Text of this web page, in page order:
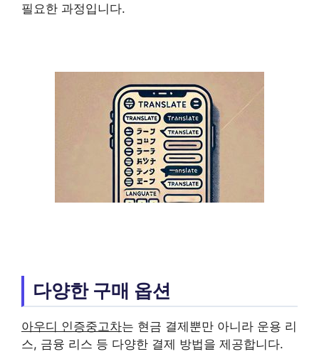
필요한 과정입니다.
다양한 구매 옵션
아우디 인증중고차는 현금 결제뿐만 아니라 운용 리
스, 금융 리스 등 다양한 결제 방법을 제공합니다.